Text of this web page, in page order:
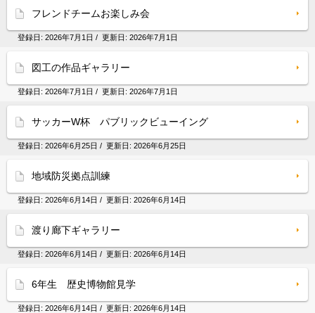
フレンドチームお楽しみ会
登録日: 2026年7月1日 / 更新日: 2026年7月1日
図工の作品ギャラリー
登録日: 2026年7月1日 / 更新日: 2026年7月1日
サッカーW杯 パブリックビューイング
登録日: 2026年6月25日 / 更新日: 2026年6月25日
地域防災拠点訓練
登録日: 2026年6月14日 / 更新日: 2026年6月14日
渡り廊下ギャラリー
登録日: 2026年6月14日 / 更新日: 2026年6月14日
6年生 歴史博物館見学
登録日: 2026年6月14日 / 更新日: 2026年6月14日